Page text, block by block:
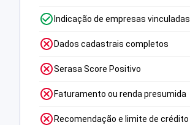
Indicação de empresas vinculadas
Dados cadastrais completos
Serasa Score Positivo
Faturamento ou renda presumida
Recomendação e limite de crédito